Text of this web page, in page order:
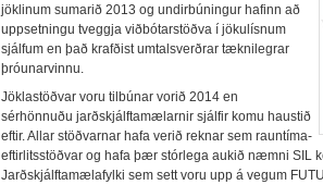
jöklinum sumarið 2013 og undirbúningur hafinn að
uppsetningu tveggja viðbótarstöðva í jökulísnum
sjálfum en það krafðist umtalsverðrar tæknilegrar
þróunarvinnu.
Jöklastöðvar voru tilbúnar vorið 2014 en
sérhönnuðu jarðskjálftamælarnir sjálfir komu haustið
eftir. Allar stöðvarnar hafa verið reknar sem rauntíma-
eftirlitsstöðvar og hafa þær stórlega aukið næmni SIL
Jarðskjálftamælafylki sem sett voru upp á vegum